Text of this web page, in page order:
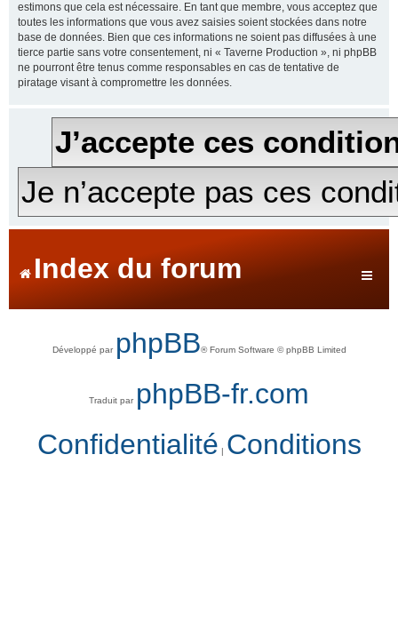
estimons que cela est nécessaire. En tant que membre, vous acceptez que
toutes les informations que vous avez saisies soient stockées dans notre
base de données. Bien que ces informations ne soient pas diffusées à une
tierce partie sans votre consentement, ni « Taverne Production », ni phpBB
ne pourront être tenus comme responsables en cas de tentative de
piratage visant à compromettre les données.
Index du forum
Développé par phpBB® Forum Software © phpBB Limited
Traduit par phpBB-fr.com
Confidentialité | Conditions